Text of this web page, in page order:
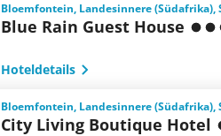
Bloemfontein, Landesinnere (Südafrika),
Blue Rain Guest House
Hoteldetails
Bloemfontein, Landesinnere (Südafrika),
City Living Boutique Hotel